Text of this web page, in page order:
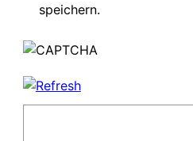
speichern.